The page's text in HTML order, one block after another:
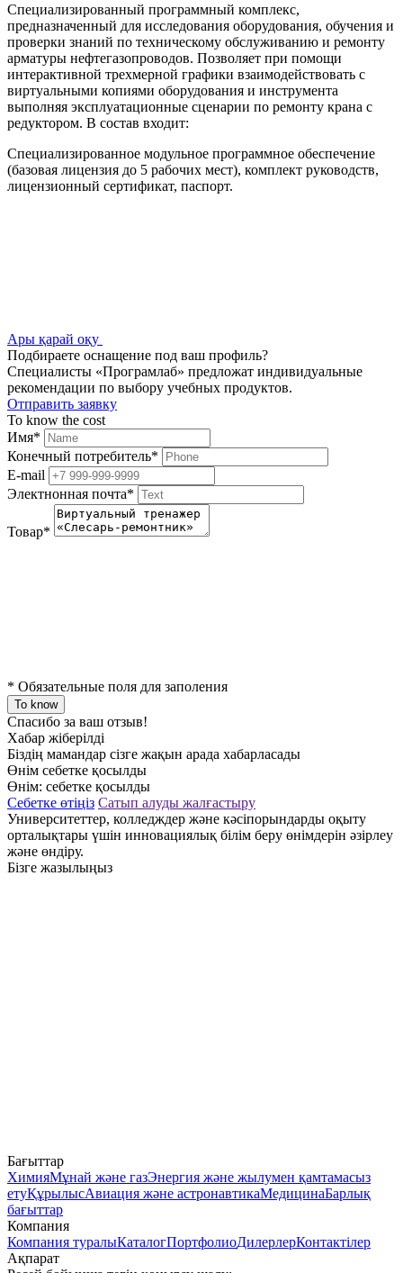
Специализированный программный комплекс,
предназначенный для исследования оборудования, обучения и
проверки знаний по техническому обслуживанию и ремонту
арматуры нефтегазопроводов. Позволяет при помощи
интерактивной трехмерной графики взаимодействовать с
виртуальными копиями оборудования и инструмента
выполняя эксплуатационные сценарии по ремонту крана с
редуктором. В состав входит:
Специализированное модульное программное обеспечение
(базовая лицензия до 5 рабочих мест), комплект руководств,
лицензионный сертификат, паспорт.
Ары қарай оқу
Подбираете оснащение под ваш профиль?
Специалисты «Програмлаб» предложат индивидуальные
рекомендации по выбору учебных продуктов.
Отправить заявку
To know the cost
Имя*
Конечный потребитель*
E-mail
Электнонная почта*
Товар*
* Обязательные поля для заполения
To know
Спасибо за ваш отзыв!
Хабар жіберілді
Біздің мамандар сізге жақын арада хабарласады
Өнім себетке қосылды
Өнім: себетке қосылды
Себетке өтіңіз Сатып алуды жалғастыру
Университеттер, колледждер және кәсіпорындарды оқыту
орталықтары үшін инновациялық білім беру өнімдерін әзірлеу
және өндіру.
Бізге жазылыңыз
Бағыттар
ХимияМұнай және газЭнергия және жылумен қамтамасыз
етуҚұрылысАвиация және астронавтикаМедицинаБарлық
бағыттар
Компания
Компания туралыКаталогПортфолиоДилерлерКонтактілер
Ақпарат